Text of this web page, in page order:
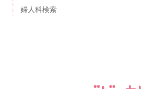
婦人科検索